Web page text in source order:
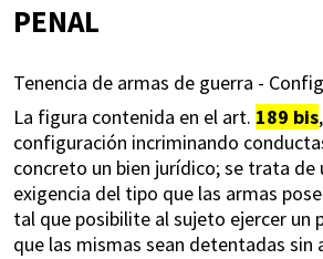
PENAL
Tenencia de armas de guerra -
La figura contenida en el art. 189 bis
configuración incriminando
concreto un bien jurídico; se trata
exigencia del tipo que las armas
tal que posibilite al sujeto ejercer un
que las mismas sean detentadas sin